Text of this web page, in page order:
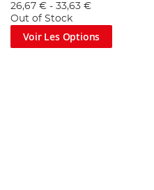
26,67 € - 33,63 €
Out of Stock
Voir Les Options